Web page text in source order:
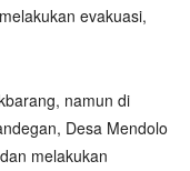
evakuasi,
namun di
Desa Mendolo
melakukan